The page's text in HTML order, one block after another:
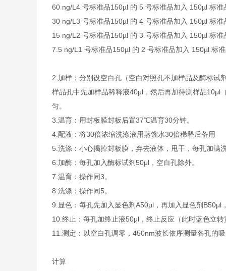
60 ng/L 4 号标准品150µl 的 5 号标准品加入 150µl 标准
30 ng/L 3 号标准品150µl 的 4 号标准品加入 150µl 标准
15 ng/L 2 号标准品150µl 的 3 号标准品加入 150µl 标准
7.5 ng/L 1 号标准品150µl 的 2 号标准品加入 150µl 标
2. 加样：分别设空白孔（空白对照孔不加样品及酶标试
样品孔中先加样品稀释液40μl，然后再加待测样品10μl
匀。
3. 温育：用封板膜封板后置37℃温育30分钟。
4. 配液：将30倍浓缩洗涤液用蒸馏水30倍稀释后备用
5. 洗涤：小心揭掉封板膜，弃去液体，甩干，每孔加满
6. 加酶：每孔加入酶标试剂50μl，空白孔除外。
7. 温育：操作同3。
8. 洗涤：操作同5。
9. 显色：每孔先加入显色剂A50μl，再加入显色剂
10. 终止：每孔加终止液50μl，终止反应（此时蓝色立转
11. 测定：以空白孔调零，450nm波长依序测量各孔的
计算